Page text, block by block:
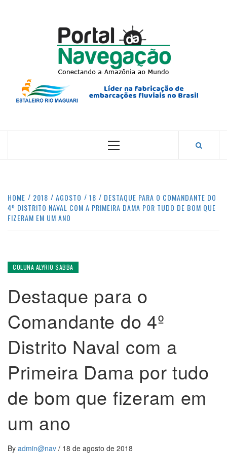
CONECTANDO A AMAZÔNIA COM O MUNDO.
Primary
HOME 2018 AGOSTO 18
DESTAQUE PARA O COMANDANTE DO
4º DISTRITO NAVAL COM A PRIMEIRA DAMA POR TUDO DE BOM QUE
FIZERAM EM UM ANO
COLUNA ALYRIO SABBA
Destaque para o
Comandante do 4º
Distrito Naval com a
Primeira Dama por tudo
de bom que fizeram em
um ano
By admin@nav / 18 de agosto de 2018